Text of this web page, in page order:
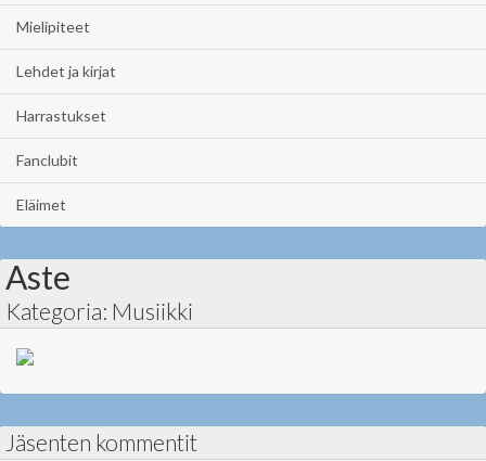
Mielipiteet
Lehdet ja kirjat
Harrastukset
Fanclubit
Eläimet
Aste
Kategoria: Musiikki
Jäsenten kommentit